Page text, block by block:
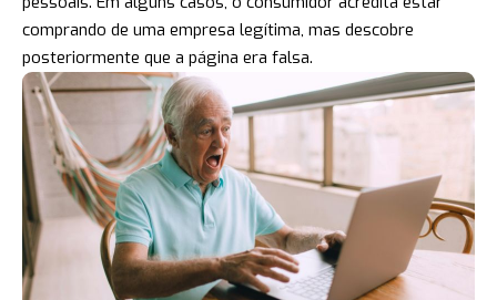
comprando de uma empresa legítima, mas descobre
posteriormente que a página era falsa.